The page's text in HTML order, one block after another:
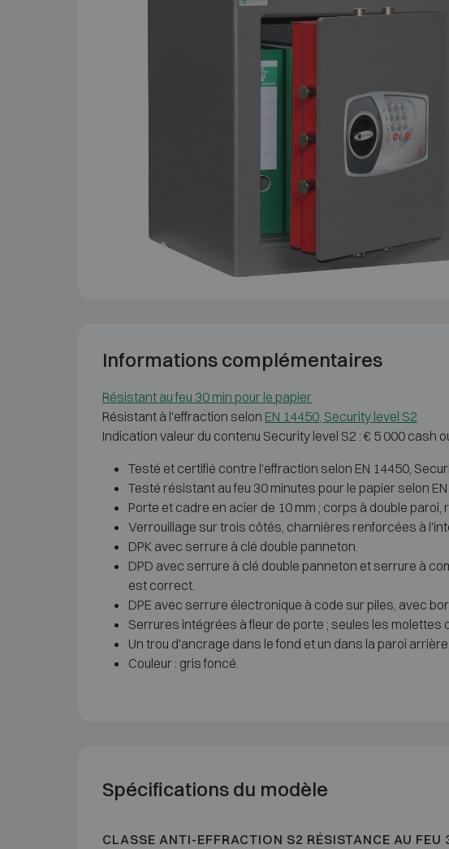
Informations complémentaires
Résistant au feu 30 min pour le papier
Résistant à l'effraction selon EN 14450, Security level S2
Indication valeur du contenu Security level S2 : € 5 000 cash
Testé et certifié contre l'effraction selon EN 14450,
Testé résistant au feu 30 minutes pour le papier selon EN
Porte et cadre en acier de 10 mm ; corps à double paroi,
Verrouillage sur trois côtés, charnières renforcées à
DPK avec serrure à clé double panneton.
DPD avec serrure à clé double panneton et serrure à
est correct.
DPE avec serrure électronique à code sur piles, avec
Serrures intégrées à fleur de porte ; seules les molettes
Un trou d'ancrage dans le fond et un dans la paroi
Couleur : gris foncé.
Spécifications du modèle
CLASSE ANTI-EFFRACTION S2 RÉSISTANCE AU FEU